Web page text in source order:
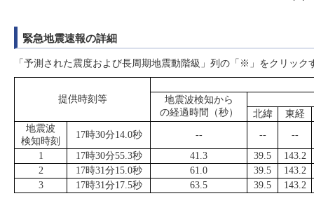
緊急地震速報の詳細
「予測された震度および長周期地震動階級」列の「※」をクリック
提供時刻等
地震波検知から
の経過時間（秒）
北緯
東経
地震波
検知時刻
17時30分14.0秒 -- --
--
1
17時30分55.3秒 41.3 39.5
143.2
2
17時31分15.0秒 61.0 39.5
143.2
3
17時31分17.5秒 63.5 39.5 143.2